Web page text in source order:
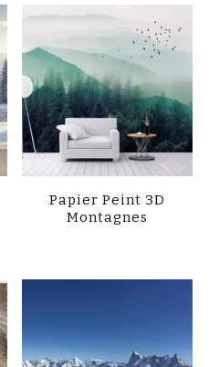
Papier Peint 3D
Montagnes